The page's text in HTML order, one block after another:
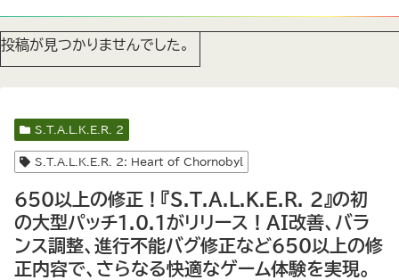
投稿が見つかりませんでした。
S.T.A.L.K.E.R. 2
S.T.A.L.K.E.R. 2: Heart of Chornobyl
650以上の修正！『S.T.A.L.K.E.R. 2』の初
の大型パッチ1.0.1がリリース！AI改善、バラ
ンス調整、進行不能バグ修正など650以上の修
正内容で、さらなる快適なゲーム体験を実現。